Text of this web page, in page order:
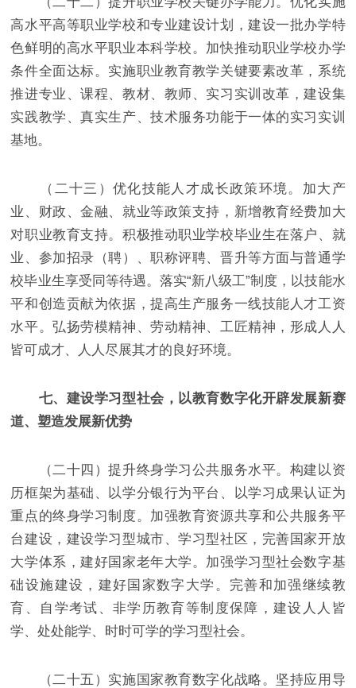
高水平高等职业学校和专业建设计划，建设一批办学特
色鲜明的高水平职业本科学校。加快推动职业学校办学
条件全面达标。实施职业教育教学关键要素改革，系统
推进专业、课程、教材、教师、实习实训改革，建设集
实践教学、真实生产、技术服务功能于一体的实习实训
基地。
（二十三）优化技能人才成长政策环境。加大产
业、财政、金融、就业等政策支持，新增教育经费加大
对职业教育支持。积极推动职业学校毕业生在落户、就
业、参加招录（聘）、职称评聘、晋升等方面与普通学
校毕业生享受同等待遇。落实“新八级工”制度，以技能水
平和创造贡献为依据，提高生产服务一线技能人才工资
水平。弘扬劳模精神、劳动精神、工匠精神，形成人人
皆可成才、人人尽展其才的良好环境。
七、建设学习型社会，以教育数字化开辟发展新赛
道、塑造发展新优势
（二十四）提升终身学习公共服务水平。构建以资
历框架为基础、以学分银行为平台、以学习成果认证为
重点的终身学习制度。加强教育资源共享和公共服务平
台建设，建设学习型城市、学习型社区，完善国家开放
大学体系，建好国家老年大学。加强学习型社会数字基
础设施建设，建好国家数字大学。完善和加强继续教
育、自学考试、非学历教育等制度保障，建设人人皆
学、处处能学、时时可学的学习型社会。
（二十五）实施国家教育数字化战略。坚持应用导